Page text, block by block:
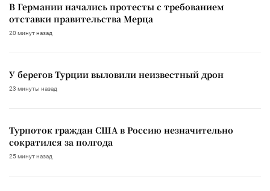
В Германии начались протесты с требованием
отставки правительства Мерца
20 минут назад
У берегов Турции выловили неизвестный дрон
23 минуты назад
Турпоток граждан США в Россию незначительно
сократился за полгода
25 минут назад